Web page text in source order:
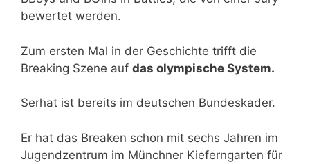
bewertet werden.
Zum ersten Mal in der Geschichte trifft die
Breaking Szene auf das olympische System.
Serhat ist bereits im deutschen Bundeskader.
Er hat das Breaken schon mit sechs Jahren im
Jugendzentrum im Münchner Kieferngarten für